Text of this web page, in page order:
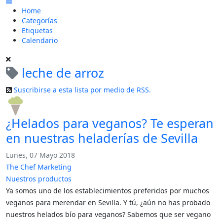
Home
Categorías
Etiquetas
Calendario
leche de arroz
Suscribirse a esta lista por medio de RSS.
¿Helados para veganos? Te esperan
en nuestras heladerías de Sevilla
Lunes, 07 Mayo 2018
The Chef Marketing
Nuestros productos
Ya somos uno de los establecimientos preferidos por muchos
veganos para merendar en Sevilla. Y tú, ¿aún no has probado
nuestros helados bío para veganos? Sabemos que ser vegano